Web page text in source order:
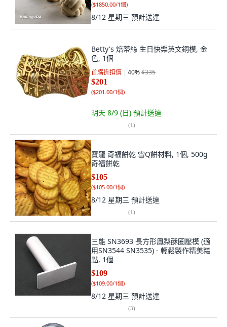
($1850.00/1個)
8/12 星期三 預計送達
Betty's 焙蒂絲 生日快樂英文銅模, 金
色, 1個
首購折扣價 40%$335
$201
($201.00/1個)
明天 8/9 (日) 預計送達
(1)
寶龍 奇福餅乾 雪Q餅材料, 1個, 500g
奇福餅乾
$105
($105.00/1個)
8/12 星期三 預計送達
(1)
三能 SN3693 長方形鳳梨酥圈壓模 (適
用SN3544 SN3535) - 輕鬆製作精美糕
點, 1個
$109
($109.00/1個)
8/12 星期三 預計送達
(3)